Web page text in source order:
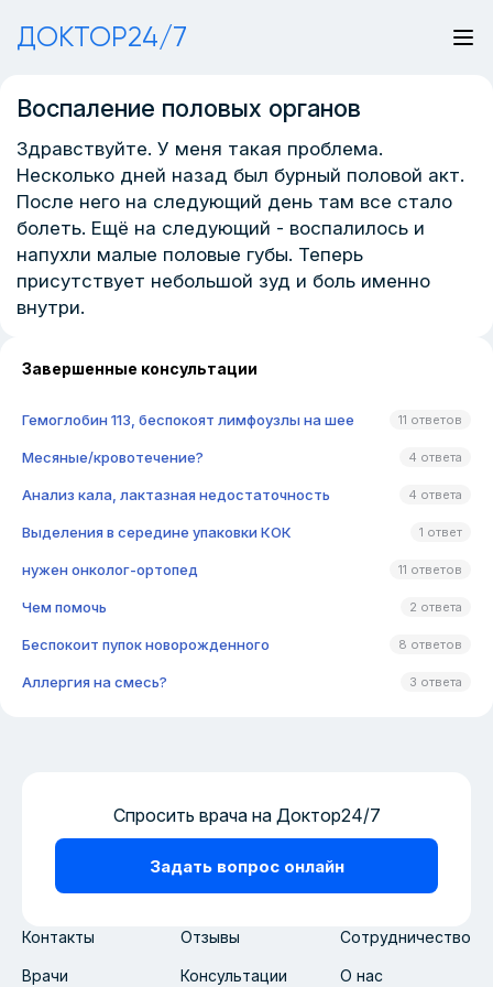
ДОКТОР24/7
Воспаление половых органов
Здравствуйте. У меня такая проблема.
Несколько дней назад был бурный половой акт.
После него на следующий день там все стало
болеть. Ещё на следующий - воспалилось и
напухли малые половые губы. Теперь
присутствует небольшой зуд и боль именно
внутри.
Завершенные консультации
Гемоглобин 113, беспокоят лимфоузлы на шее 11 ответов
Месяные/кровотечение? 4 ответа
Анализ кала, лактазная недостаточность 4 ответа
Выделения в середине упаковки КОК 1 ответ
нужен онколог-ортопед 11 ответов
Чем помочь 2 ответа
Беспокоит пупок новорожденного 8 ответов
Аллергия на смесь? 3 ответа
Контакты Отзывы Сотрудничество
Врачи Консультации О нас
Спросить врача на Доктор24/7
Задать вопрос онлайн